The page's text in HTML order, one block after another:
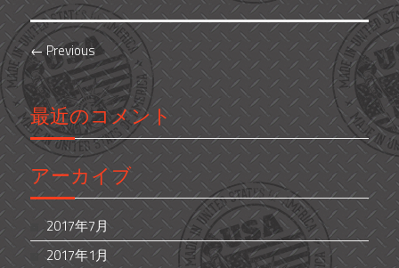
←Previous
最近のコメント
アーカイブ
2017年7月
2017年1月